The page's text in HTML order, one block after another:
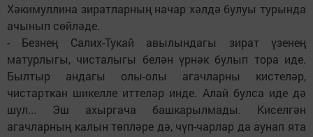
Хәкимуллина зиратларның начар хәлдә булуы турында
ачынып сөйләде.
- Безнең Салих-Тукай авылындагы зират үзенең
матурлыгы, чисталыгы белән үрнәк булып тора иде.
Былтыр андагы олы-олы агачларны кистеләр,
чистарткан шикелле иттеләр инде. Алай булса иде дә
шул... Эш ахыргача башкарылмады. Киселгән
агачларның калын төпләре дә, чүп-чарлар да аунап ята